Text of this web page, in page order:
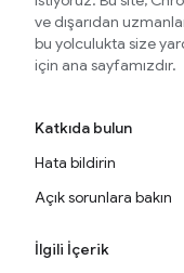
ve dışarıdan
bu yolculukta size
için ana sayfamızdır.
Katkıda bulun
Hata bildirin
Açık sorunlara bakın
İlgili İçerik